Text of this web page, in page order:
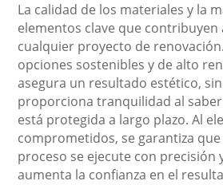
La calidad de los materiales y la
elementos clave que
cualquier proyecto de
opciones sostenibles y de alto
asegura un resultado estético,
proporciona tranquilidad al
está protegida a largo plazo. Al
comprometidos, se garantiza
proceso se ejecute con precisión
aumenta la confianza en el